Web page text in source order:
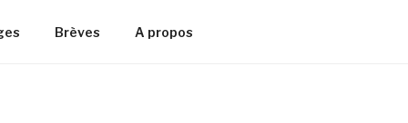
Brèves A propos